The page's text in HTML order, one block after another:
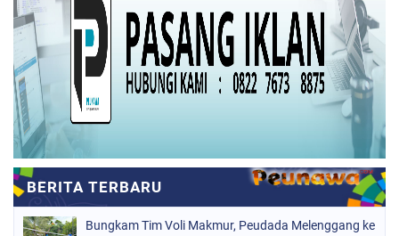
Bungkam Tim Voli Makmur, Peudada Melenggang ke